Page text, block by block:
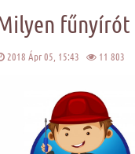
fűnyírót
2018 Ápr 05, 15:43 11 803